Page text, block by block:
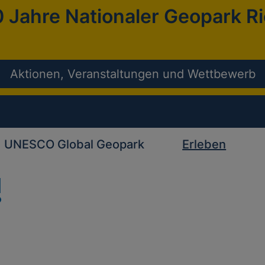
Jahre Nationaler Geopark
Aktionen, Veranstaltungen und Wettbewerb
UNESCO Global Geopark Erleben